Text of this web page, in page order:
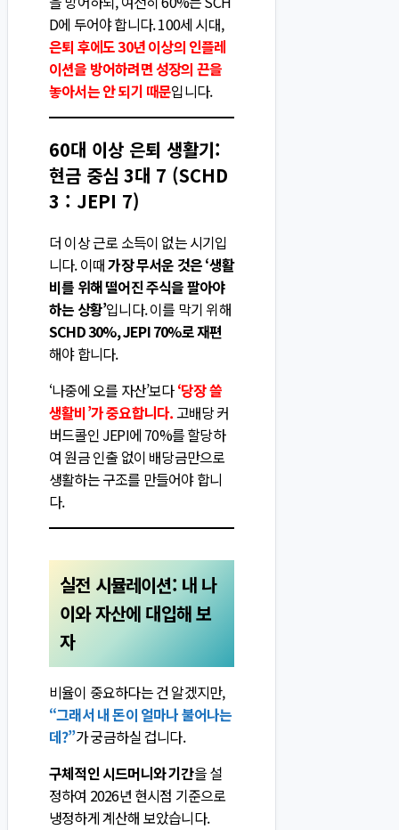
D에 두어야 합니다. 100세 시대,
은퇴 후에도 30년 이상의 인플레
이션을 방어하려면 성장의 끈을
놓아서는 안 되기 때문입니다.
60대 이상 은퇴 생활기:
현금 중심 3대 7 (SCHD
3 : JEPI 7)
더 이상 근로 소득이 없는 시기입
니다. 이때가장 무서운 것은 ‘생활
비를 위해 떨어진 주식을 팔아야
하는 상황’입니다. 이를 막기 위해
SCHD 30%, JEPI 70%로 재편
해야 합니다.
‘나중에 오를 자산’보다‘당장 쓸
생활비’가 중요합니다.고배당 커
버드콜인 JEPI에 70%를 할당하
여 원금 인출 없이 배당금만으로
생활하는 구조를 만들어야 합니
다.
실전 시뮬레이션: 내 나
이와 자산에 대입해 보
자
비율이 중요하다는 건 알겠지만,
“그래서 내 돈이 얼마나 불어나는
데?”가 궁금하실 겁니다.
구체적인 시드머니와 기간을 설
정하여 2026년 현시점 기준으로
냉정하게 계산해 보았습니다.